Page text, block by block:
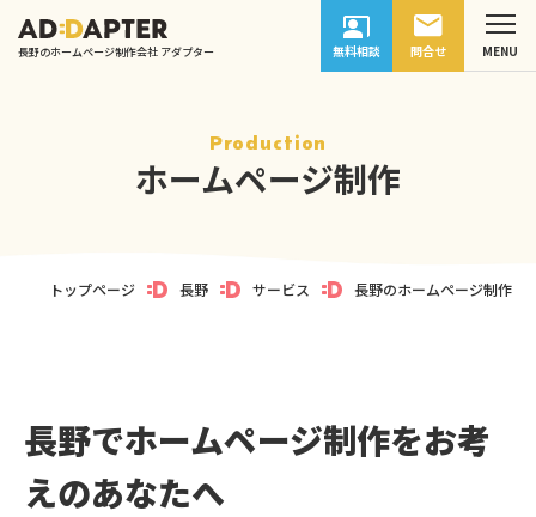
長野のホームページ制作会社 アダプター 無料相談 問合せ
Production
ホームページ制作
トップページ 長野 サービス 長野のホームページ制作
長野でホームページ制作をお考
えのあなたへ